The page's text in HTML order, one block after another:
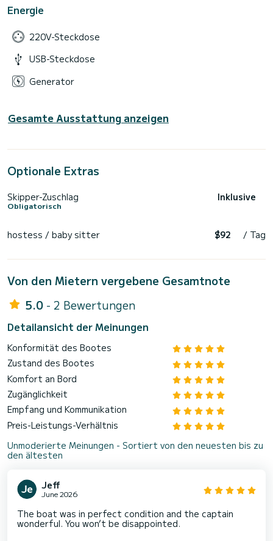
Energie
220V-Steckdose
USB-Steckdose
Generator
Gesamte Ausstattung anzeigen
Optionale Extras
Skipper-Zuschlag
Obligatorisch
Inklusive
hostess / baby sitter $92 / Tag
Von den Mietern vergebene Gesamtnote
5.0 - 2 Bewertungen
Detailansicht der Meinungen
Konformität des Bootes
Zustand des Bootes
Komfort an Bord
Zugänglichkeit
Empfang und Kommunikation
Preis-Leistungs-Verhältnis
Unmoderierte Meinungen - Sortiert von den neuesten bis zu
den ältesten
Jeff
June 2026
The boat was in perfect condition and the captain
wonderful. You won’t be disappointed.